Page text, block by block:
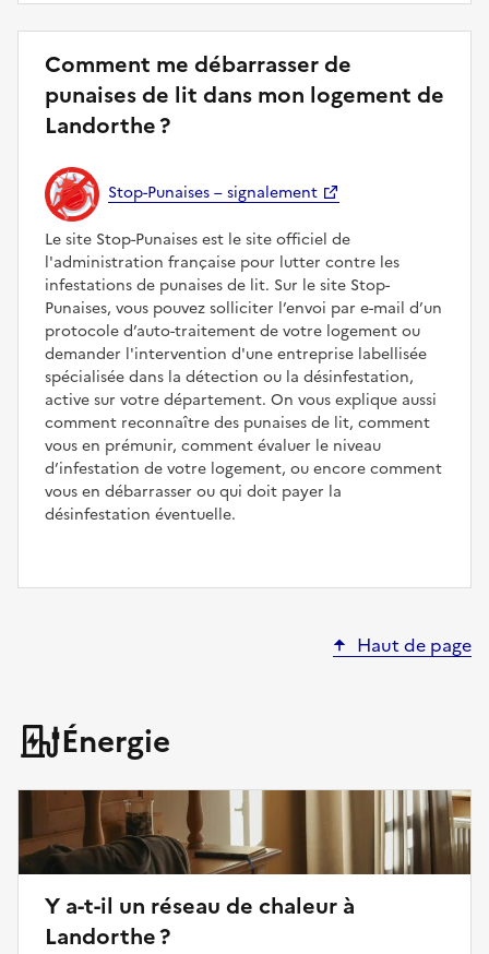
Comment me débarrasser de
punaises de lit dans mon logement de
Landorthe ?
Stop-Punaises – signalement
Le site Stop-Punaises est le site officiel de
l'administration française pour lutter contre les
infestations de punaises de lit. Sur le site Stop-
Punaises, vous pouvez solliciter l’envoi par e-mail d’un
protocole d’auto-traitement de votre logement ou
demander l'intervention d'une entreprise labellisée
spécialisée dans la détection ou la désinfestation,
active sur votre département. On vous explique aussi
comment reconnaître des punaises de lit, comment
vous en prémunir, comment évaluer le niveau
d’infestation de votre logement, ou encore comment
vous en débarrasser ou qui doit payer la
désinfestation éventuelle.
Haut de page
Énergie
Y a-t-il un réseau de chaleur à
Landorthe ?